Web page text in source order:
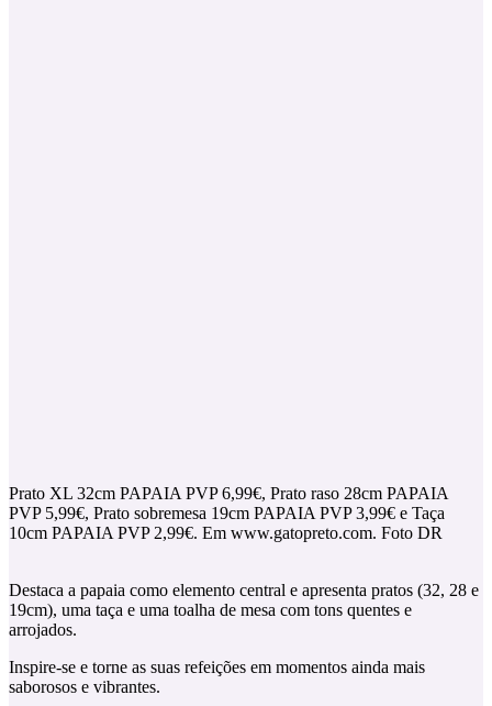
Prato XL 32cm PAPAIA PVP 6,99€, Prato raso 28cm PAPAIA
PVP 5,99€, Prato sobremesa 19cm PAPAIA PVP 3,99€ e Taça
10cm PAPAIA PVP 2,99€. Em www.gatopreto.com. Foto DR
Destaca a papaia como elemento central e apresenta pratos (32, 28 e
19cm), uma taça e uma toalha de mesa com tons quentes e
arrojados.
Inspire-se e torne as suas refeições em momentos ainda mais
saborosos e vibrantes.